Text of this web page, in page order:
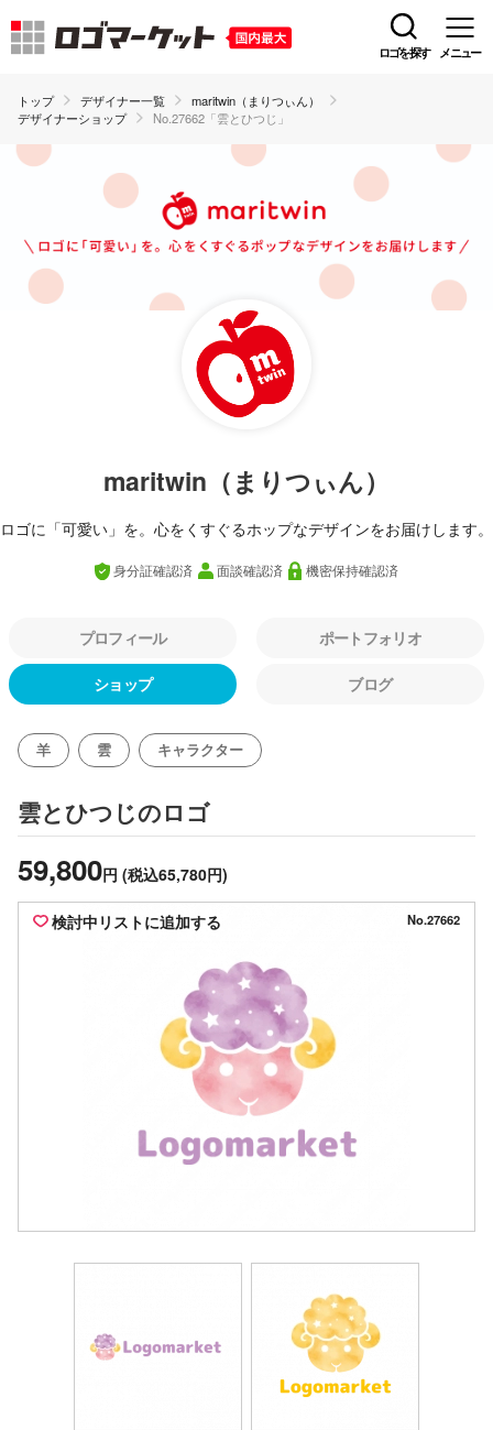
ロゴを探す メニュー
トップ デザイナー一覧
maritwin（まりつぃん）
デザイナーショップ
No.27662「雲とひつじ」
maritwin（まりつぃん）
ロゴに「可愛い」を。心をくすぐるホップなデザインをお届けします。
身分証確認済 面談確認済 機密保持確認済
プロフィール ポートフォリオ
ショップ ブログ
羊 雲 キャラクター
雲とひつじのロゴ
59,800円 (税込65,780円)
検討中リストに追加する No.27662